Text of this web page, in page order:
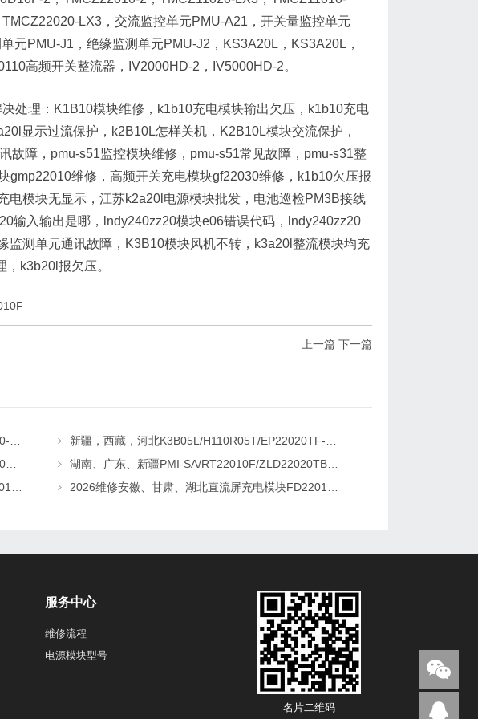
LX3，交流监控单元PMU-A21，开关量监控单元
元PMU-J1，绝缘监测单元PMU-J2，KS3A20L，KS3A20L，
高频开关整流器，IV2000HD-2，IV5000HD-2。
处理：K1B10模块维修，k1b10充电模块输出欠压，k1b10充电
显示过流保护，k2B10L怎样关机，K2B10L模块交流保护，
故障，pmu-s51监控模块维修，pmu-s51常见故障，pmu-s31整
gmp22010维修，高频开关充电模块gf22030维修，k1b10欠压报
电模块无显示，江苏k2a20l电源模块批发，电池巡检PM3B接线
输入输出是哪，lndy240zz20模块e06错误代码，lndy240zz20
监测单元通讯故障，K3B10模块风机不转，k3a20l整流模块均充
k3b20l报欠压。
上一篇 下一篇
湖南、广东、新疆PMI-SA/RT22010F/ZLD22020TB电源模块维修更换
服务中心
维修流程
电源模块型号
名片二维码